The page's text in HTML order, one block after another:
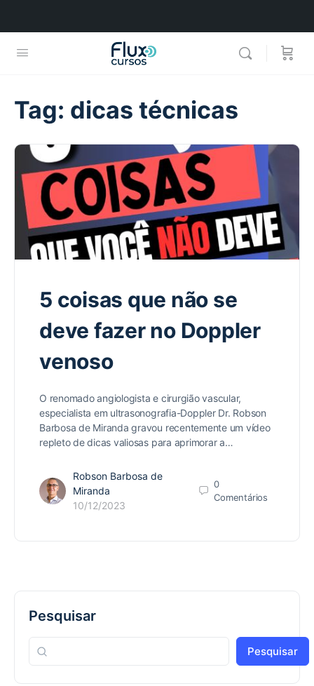
Tag: dicas técnicas
5 coisas que não se
deve fazer no Doppler
venoso
O renomado angiologista e cirurgião vascular,
especialista em ultrasonografia-Doppler Dr. Robson
Barbosa de Miranda gravou recentemente um vídeo
repleto de dicas valiosas para aprimorar a…
Robson Barbosa de
Miranda
10/12/2023
0
Comentários
Pesquisar
Pesquisar